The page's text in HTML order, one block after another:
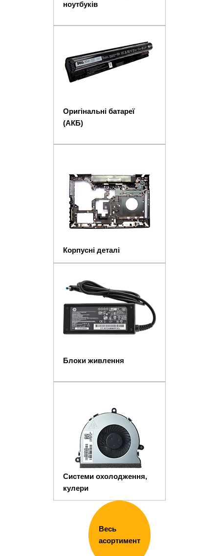
ноутбуків
Оригінальні батареї
(АКБ)
Корпусні деталі
Блоки живлення
Системи охолодження,
кулери
Весь
асортимент